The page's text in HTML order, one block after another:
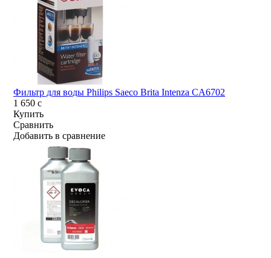
Фильтр для воды Philips Saeco Brita Intenza CA6702
1 650c
Купить
Сравнить
Добавить в сравнение